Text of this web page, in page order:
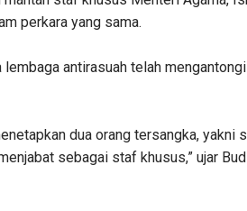
perkara yang sama.
antirasuah telah
dua orang tersangka, yakni
sebagai staf khusus,” ujar